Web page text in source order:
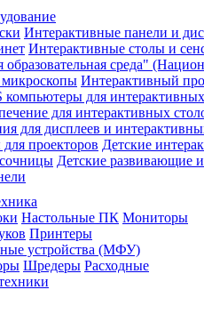
Интерактивные панели и
Интерактивные столы и
среда"
Интерактивный
компьютеры для
для интерактивных
для дисплеев и
проекторов Детские
Детские развивающие
Настольные ПК Мониторы
Принтеры
устройства (МФУ)
Шредеры Расходные